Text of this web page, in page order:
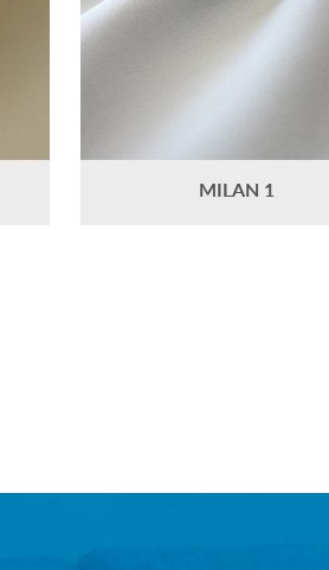
MILAN 1